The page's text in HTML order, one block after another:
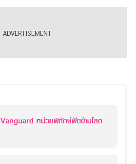
Vanguard หน่วยพิทักษ์ฟัดข้ามโลก